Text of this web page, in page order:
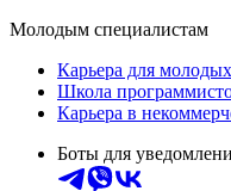
Молодым специалистам
Карьера для
Школа
Карьера в
Боты для